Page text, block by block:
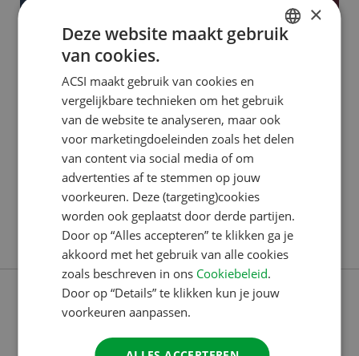
ACSI PUBLISHING
Dilek: van klantenservice tot
ACSI Awards
Dilek begon in 2016 bij het Customer Contact
Center. “Ik kom oorspronkelijk uit Berlijn, Duitsland,
en ik wilde per se iets doen waarbij ik Duits kon
blijven spreken. Ik had nog geen werkervaring,
behalve een maand in een winkel, en sprak ook nog
geen goed Nederlands. Via een uitzendbureau kwam
ik bij ACSI terecht. Ik
Lees verder
FRENCH
GERMAN
SPANISH
SWEDISH
×
Deze website maakt gebruik
van cookies.
ACSI maakt gebruik van cookies en
vergelijkbare technieken om het gebruik
van de website te analyseren, maar ook
voor marketingdoeleinden zoals het delen
van content via social media of om
advertenties af te stemmen op jouw
voorkeuren. Deze (targeting)cookies
worden ook geplaatst door derde partijen.
Door op “Alles accepteren” te klikken ga je
akkoord met het gebruik van alle cookies
zoals beschreven in ons Cookiebeleid.
Door op “Details” te klikken kun je jouw
voorkeuren aanpassen.